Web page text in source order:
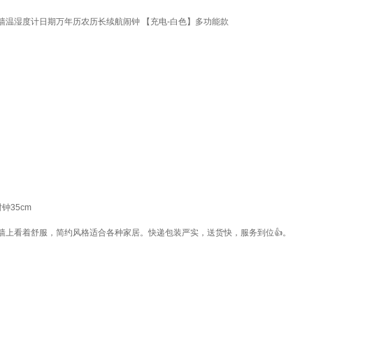
湿度计日期万年历农历长续航闹钟 【充电-白色】多功能款
钟35cm
看着舒服，简约风格适合各种家居。快递包装严实，送货快，服务到位👍。